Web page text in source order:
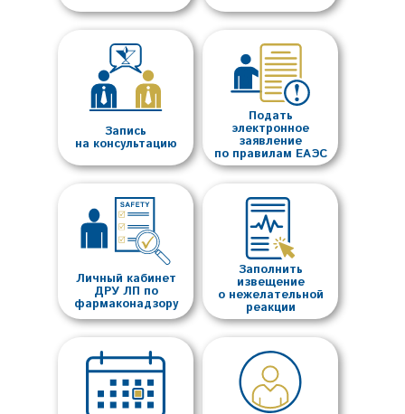
Запись
на консультацию
Подать
электронное
заявление
по правилам ЕАЭС
Личный кабинет
ДРУ ЛП по
фармаконадзору
Заполнить
извещение
о нежелательной
реакции